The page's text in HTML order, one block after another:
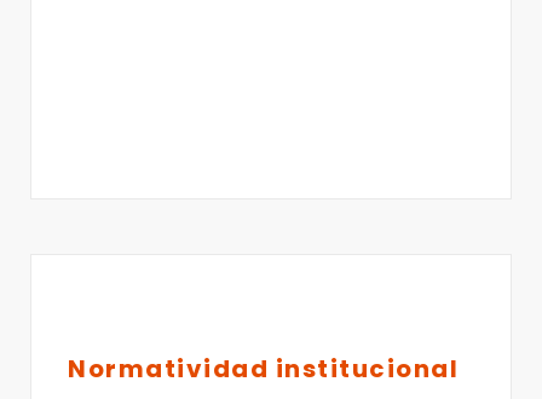
Normatividad institucional